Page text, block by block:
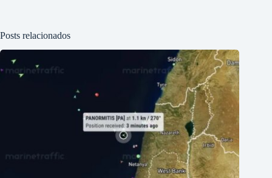
Posts relacionados